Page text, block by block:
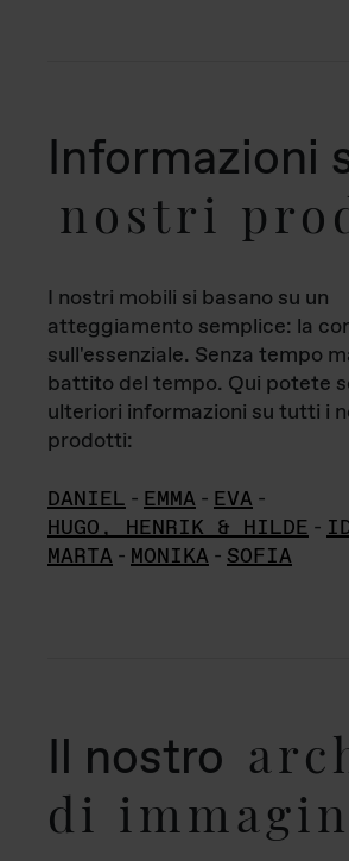
Informazioni
nostri
I nostri mobili si basano su un
atteggiamento semplice: la
sull'essenziale. Senza tempo
battito del tempo. Qui potete
ulteriori informazioni su tutti i
prodotti:
DANIEL - EMMA - EVA -
HUGO, HENRIK & HILDE -
MARTA - MONIKA - SOFIA
Il nostro
di